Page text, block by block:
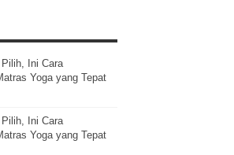
Ini Cara
Yoga yang Tepat
Ini Cara
Yoga yang Tepat